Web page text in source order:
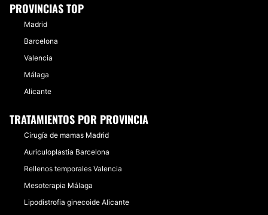
PROVINCIAS TOP
Madrid
Barcelona
Valencia
Málaga
Alicante
TRATAMIENTOS POR PROVINCIA
Cirugía de mamas Madrid
Auriculoplastia Barcelona
Rellenos temporales Valencia
Mesoterapia Málaga
Lipodistrofia ginecoide Alicante